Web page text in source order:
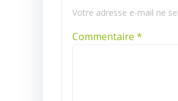
Votre adresse e-mail ne
Commentaire *